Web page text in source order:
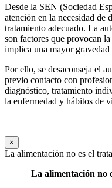
Desde la SEN (Sociedad
atención en la necesidad de
tratamiento adecuado. La
son factores que provocan
implica una mayor gravedad
Por ello, se desaconseja el
previo contacto con
diagnóstico, tratamiento
la enfermedad y hábitos de
×
La alimentación no es el
La alimentación no